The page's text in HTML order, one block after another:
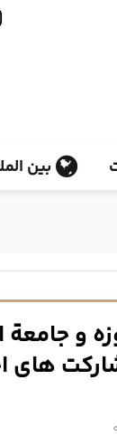
بین
و
های